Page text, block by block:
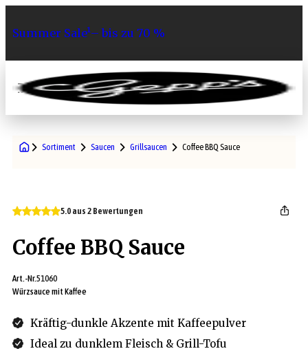
Summer Sale¹– bis zu 70 %
0
Sortiment Saucen Grillsaucen Coffee BBQ Sauce
5.0 aus 2 Bewertungen
Coffee BBQ Sauce
Art.-Nr.51060
Würzsauce mit Kaffee
Kräftig-dunkle Akzente mit Kaffeepulver
Ideal zu dunklem Fleisch & Grill-Tofu